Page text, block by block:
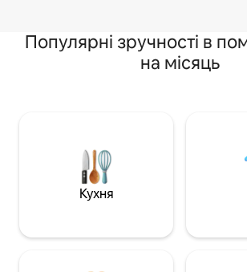
Популярні зручності в
на місяць
Кухня